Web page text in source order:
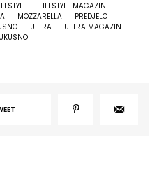
LIFESTYLE MAGAZIN
MOZZARELLA
PREDJELO
ULTRA
ULTRA MAGAZIN